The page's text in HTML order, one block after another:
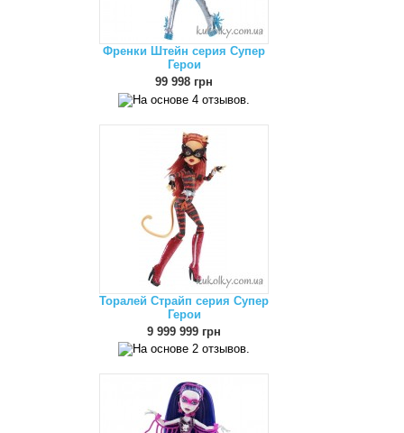
Френки Штейн серия Супер
Герои
99 998 грн
Торалей Страйп серия Супер
Герои
9 999 999 грн